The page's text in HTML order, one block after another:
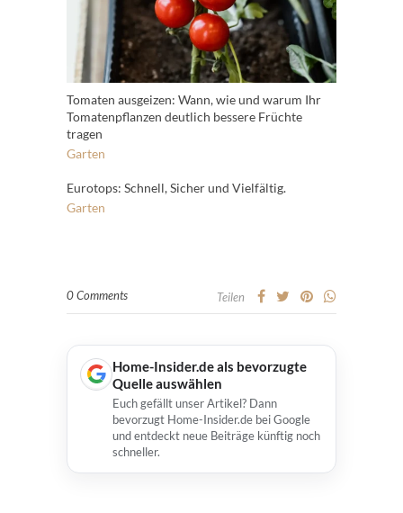
Tomaten ausgeizen: Wann, wie und warum Ihr
Tomatenpflanzen deutlich bessere Früchte
tragen
Garten
Eurotops: Schnell, Sicher und Vielfältig.
Garten
0 Comments Teilen
Home-Insider.de als bevorzugte
Quelle auswählen
Euch gefällt unser Artikel? Dann
bevorzugt Home-Insider.de bei Google
und entdeckt neue Beiträge künftig noch
schneller.